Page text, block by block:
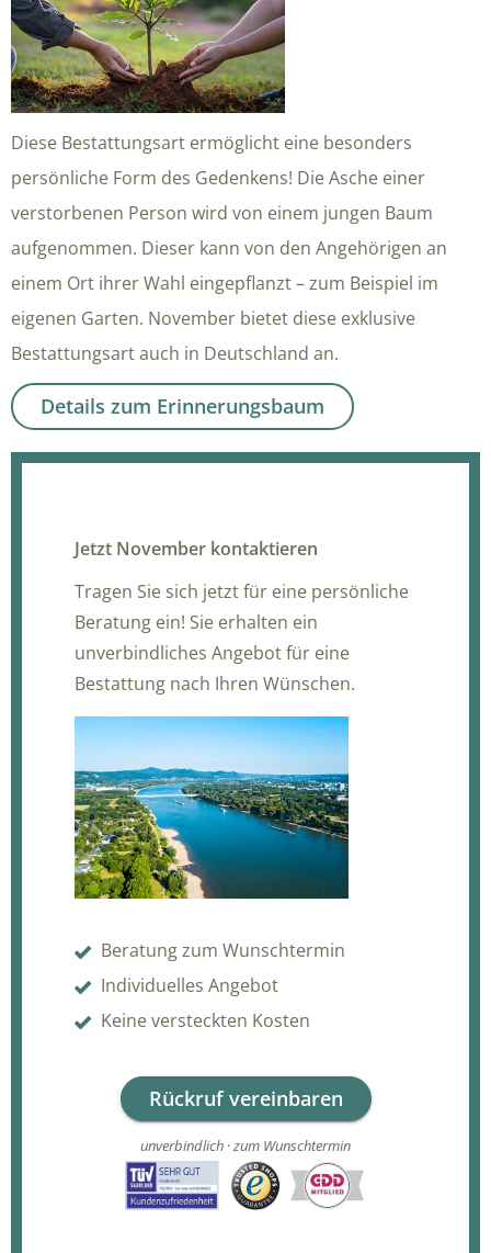
Diese Bestattungsart ermöglicht eine besonders
persönliche Form des Gedenkens! Die Asche einer
verstorbenen Person wird von einem jungen Baum
aufgenommen. Dieser kann von den Angehörigen an
einem Ort ihrer Wahl eingepflanzt – zum Beispiel im
eigenen Garten. November bietet diese exklusive
Bestattungsart auch in Deutschland an.
Details zum Erinnerungsbaum
Jetzt November kontaktieren
Tragen Sie sich jetzt für eine persönliche
Beratung ein! Sie erhalten ein
unverbindliches Angebot für eine
Bestattung nach Ihren Wünschen.
Beratung zum Wunschtermin
Individuelles Angebot
Keine versteckten Kosten
Rückruf vereinbaren
unverbindlich · zum Wunschtermin